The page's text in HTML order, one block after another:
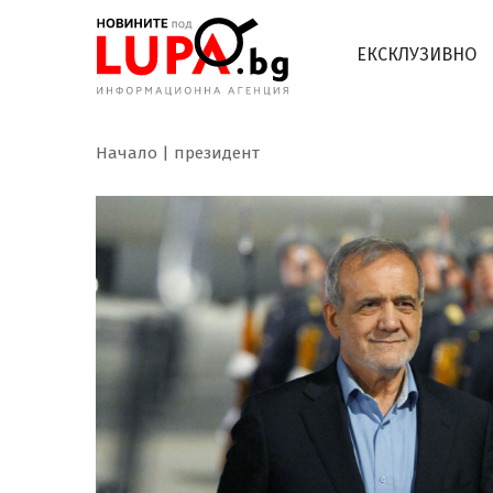
ЕКСКЛУЗИВНО
Начало президент